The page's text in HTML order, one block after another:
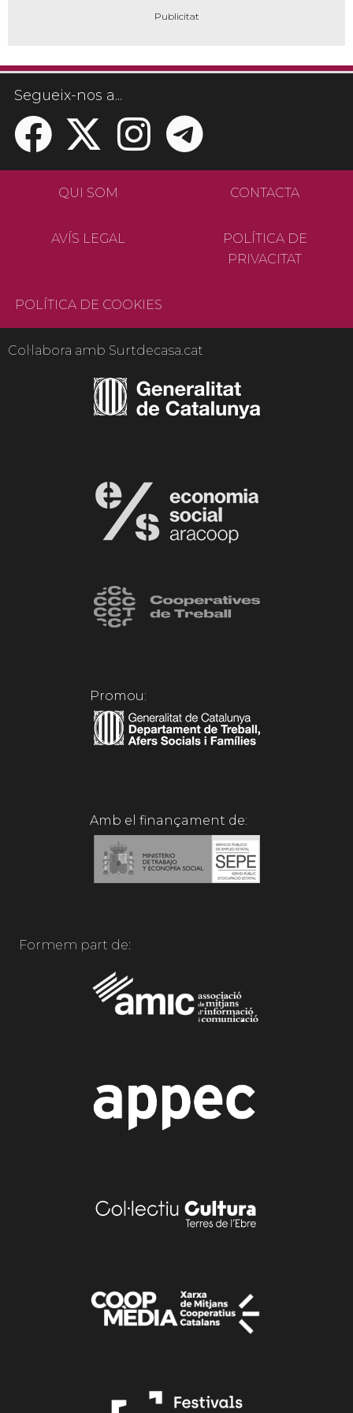
Segueix-nos a...
QUI SOM CONTACTA
AVÍS LEGAL
POLÍTICA DE
PRIVACITAT
POLÍTICA DE COOKIES
Col·labora amb Surtdecasa.cat
Promou:
Amb el finançament de:
Formem part de: